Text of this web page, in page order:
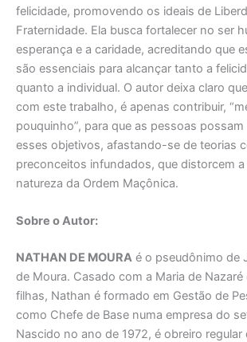
felicidade, promovendo os ideais de
Fraternidade. Ela busca fortalecer no ser
esperança e a caridade, acreditando que
são essenciais para alcançar tanto a
quanto a individual. O autor deixa claro
com este trabalho, é apenas contribuir,
pouquinho”, para que as pessoas
esses objetivos, afastando-se de teorias
preconceitos infundados, que distorcem a
natureza da Ordem Maçônica.
Sobre o Autor:
NATHAN DE MOURA é o pseudônimo de
de Moura. Casado com a Maria de Nazaré
filhas, Nathan é formado em Gestão de
como Chefe de Base numa empresa do
Nascido no ano de 1972, é obreiro regular